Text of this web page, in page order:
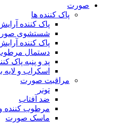
صورت
پاک کننده ها
پاک کننده
شستشوی
پاک کننده
دستمال
پد و پنبه پاک
اسکراب و
مراقبت صورت
تونر
ضد آفتاب
مرطوب کننده
ماسک صورت